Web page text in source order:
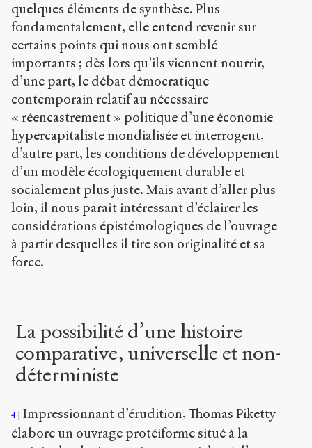
quelques éléments de synthèse. Plus
fondamentalement, elle entend revenir sur
certains points qui nous ont semblé
importants ; dès lors qu’ils viennent nourrir,
d’une part, le débat démocratique
contemporain relatif au nécessaire
« réencastrement » politique d’une économie
hypercapitaliste mondialisée et interrogent,
d’autre part, les conditions de développement
d’un modèle écologiquement durable et
socialement plus juste. Mais avant d’aller plus
loin, il nous paraît intéressant d’éclairer les
considérations épistémologiques de l’ouvrage
à partir desquelles il tire son originalité et sa
force.
La possibilité d’une histoire
comparative, universelle et non-
déterministe
4
Impressionnant d’érudition, Thomas Piketty
élabore un ouvrage protéiforme situé à la